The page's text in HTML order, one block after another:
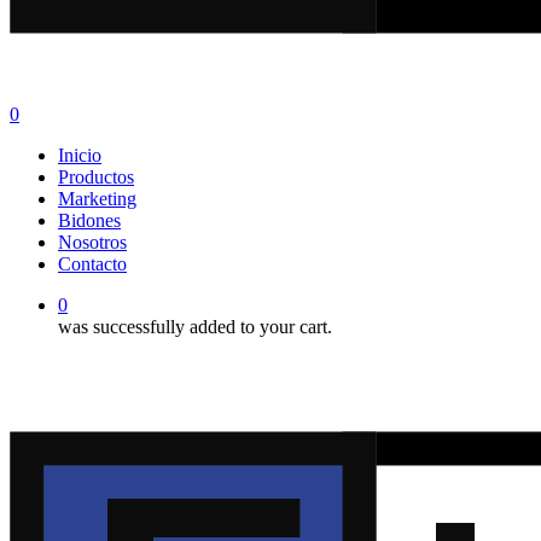
0
Inicio
Productos
Marketing
Bidones
Nosotros
Contacto
0
was successfully added to your cart.